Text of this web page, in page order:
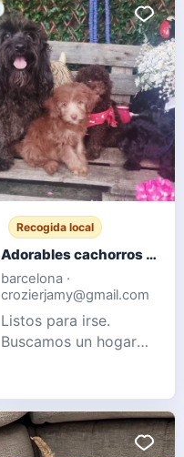
Recogida local
Adorables cachorros Cockapoo F1b
barcelona ·
crozierjamy@gmail.com
Listos para irse.
Buscamos un hogar
Cockapoo. Se crían
con niños y otros
animales (gatos).